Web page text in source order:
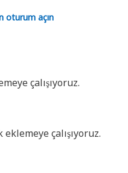
oturum açın
çalışıyoruz.
çalışıyoruz.